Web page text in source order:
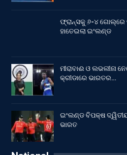
ଫ୍ରାନ୍ସକୁ ୬-୪ ଗୋଲ୍‌ରେ
ହାତେଇଲା ଇଂଲଣ୍ଡ
ମୀରାବାଈ ଓ ଲଭଲୀନା
କ୍ରୀଡାରେ ଭାରତର…
ଇଂଲଣ୍ଡ ବିପକ୍ଷ
ଭାରତ